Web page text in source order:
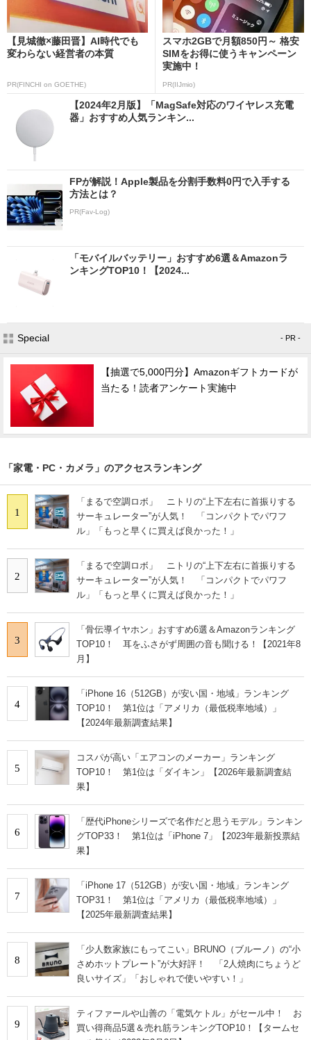
【見城徹×藤田晋】AI時代でも
変わらない経営者の本質
PR(FINCHI on GOETHE)
スマホ2GBで月額850円～ 格安
SIMをお得に使うキャンペーン
実施中！
PR(IIJmio)
【2024年2月版】「MagSafe対応のワイヤレス充電
器」おすすめ人気ランキン...
FPが解説！Apple製品を分割手数料0円で入手する
方法とは？
PR(Fav-Log)
「モバイルバッテリー」おすすめ6選＆Amazonラ
ンキングTOP10！【2024...
Special - PR -
【抽選で5,000円分】Amazonギフトカードが
当たる！読者アンケート実施中
「家電・PC・カメラ」のアクセスランキング
1
「まるで空調ロボ」 ニトリの“上下左右に首振りする
サーキュレーター”が人気！ 「コンパクトでパワフ
ル」「もっと早くに買えば良かった！」
2
「まるで空調ロボ」 ニトリの“上下左右に首振りする
サーキュレーター”が人気！ 「コンパクトでパワフ
ル」「もっと早くに買えば良かった！」
3
「骨伝導イヤホン」おすすめ6選＆Amazonランキング
TOP10！ 耳をふさがず周囲の音も聞ける！【2021年8
月】
4
「iPhone 16（512GB）が安い国・地域」ランキング
TOP10！ 第1位は「アメリカ（最低税率地域）」
【2024年最新調査結果】
5
コスパが高い「エアコンのメーカー」ランキング
TOP10！ 第1位は「ダイキン」【2026年最新調査結
果】
6
「歴代iPhoneシリーズで名作だと思うモデル」ランキン
グTOP33！ 第1位は「iPhone 7」【2023年最新投票結
果】
7
「iPhone 17（512GB）が安い国・地域」ランキング
TOP31！ 第1位は「アメリカ（最低税率地域）」
【2025年最新調査結果】
8
「少人数家族にもってこい」BRUNO（ブルーノ）の“小
さめホットプレート”が大好評！ 「2人焼肉にちょうど
良いサイズ」「おしゃれで使いやすい！」
9
ティファールや山善の「電気ケトル」がセール中！ お
買い得商品5選＆売れ筋ランキングTOP10！【タームセ